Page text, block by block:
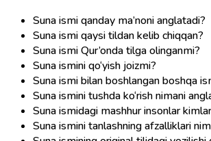
Suna ismi qanday ma’noni anglatadi?
Suna ismi qaysi tildan kelib chiqqan?
Suna ismi Qur’onda tilga olinganmi?
Suna ismini qo‘yish joizmi?
Suna ismi bilan boshlangan boshqa
Suna ismini tushda ko‘rish nimani
Suna ismidagi mashhur insonlar
Suna ismini tanlashning afzalliklari